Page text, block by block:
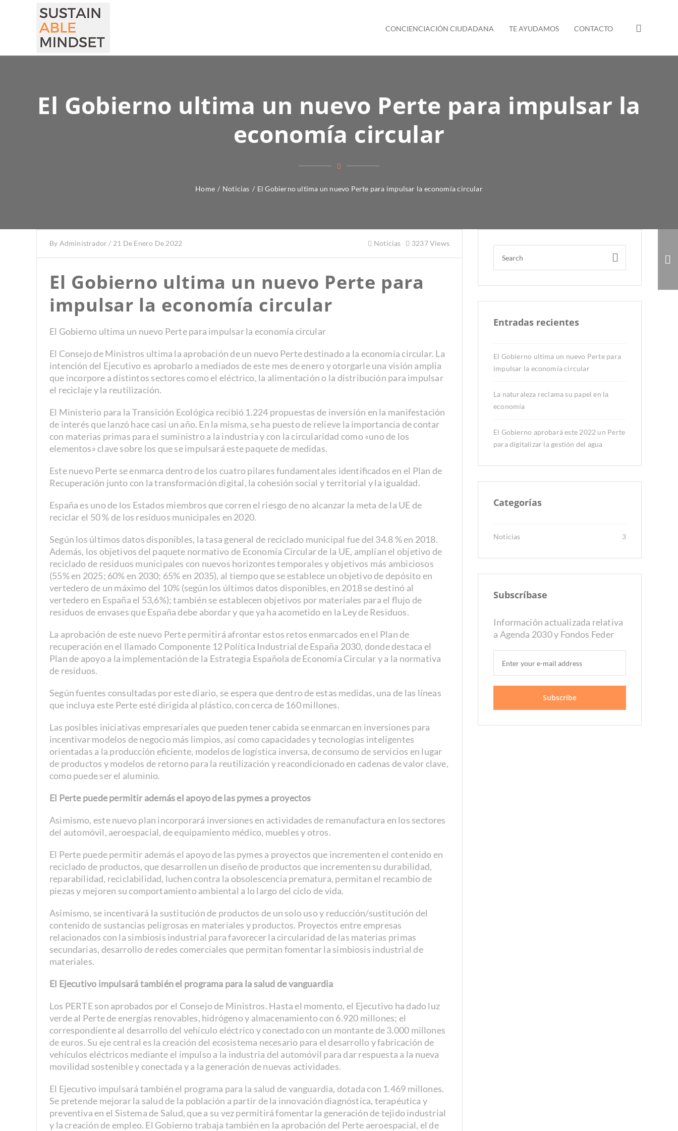
CONCIENCIACIÓN CIUDADANA TE AYUDAMOS CONTACTO
El Gobierno ultima un nuevo Perte para impulsar la
economía circular
Home / Noticias / El Gobierno ultima un nuevo Perte para impulsar la economía circular
La naturaleza
reclama su papel en
la economía
By Administrador / 21 De Enero De 2022 Noticias 3237 Views
El Gobierno ultima un nuevo Perte para
impulsar la economía circular
El Gobierno ultima un nuevo Perte para impulsar la economía circular
El Consejo de Ministros ultima la aprobación de un nuevo Perte destinado a la economía circular. La
intención del Ejecutivo es aprobarlo a mediados de este mes de enero y otorgarle una visión amplia
que incorpore a distintos sectores como el eléctrico, la alimentación o la distribución para impulsar
el reciclaje y la reutilización.
El Ministerio para la Transición Ecológica recibió 1.224 propuestas de inversión en la manifestación
de interés que lanzó hace casi un año. En la misma, se ha puesto de relieve la importancia de contar
con materias primas para el suministro a la industria y con la circularidad como «uno de los
elementos» clave sobre los que se impulsará este paquete de medidas.
Este nuevo Perte se enmarca dentro de los cuatro pilares fundamentales identificados en el Plan de
Recuperación junto con la transformación digital, la cohesión social y territorial y la igualdad.
España es uno de los Estados miembros que corren el riesgo de no alcanzar la meta de la UE de
reciclar el 50 % de los residuos municipales en 2020.
Según los últimos datos disponibles, la tasa general de reciclado municipal fue del 34.8 % en 2018.
Además, los objetivos del paquete normativo de Economía Circular de la UE, amplían el objetivo de
reciclado de residuos municipales con nuevos horizontes temporales y objetivos más ambiciosos
(55% en 2025; 60% en 2030; 65% en 2035), al tiempo que se establece un objetivo de depósito en
vertedero de un máximo del 10% (según los últimos datos disponibles, en 2018 se destinó al
vertedero en España el 53,6%); también se establecen objetivos por materiales para el flujo de
residuos de envases que España debe abordar y que ya ha acometido en la Ley de Residuos.
La aprobación de este nuevo Perte permitirá afrontar estos retos enmarcados en el Plan de
recuperación en el llamado Componente 12 Política Industrial de España 2030, donde destaca el
Plan de apoyo a la implementación de la Estrategia Española de Economía Circular y a la normativa
de residuos.
Según fuentes consultadas por este diario, se espera que dentro de estas medidas, una de las líneas
que incluya este Perte esté dirigida al plástico, con cerca de 160 millones.
Las posibles iniciativas empresariales que pueden tener cabida se enmarcan en inversiones para
incentivar modelos de negocio más limpios, así como capacidades y tecnologías inteligentes
orientadas a la producción eficiente, modelos de logística inversa, de consumo de servicios en lugar
de productos y modelos de retorno para la reutilización y reacondicionado en cadenas de valor clave,
como puede ser el aluminio.
El Perte puede permitir además el apoyo de las pymes a proyectos
Asimismo, este nuevo plan incorporará inversiones en actividades de remanufactura en los sectores
del automóvil, aeroespacial, de equipamiento médico, muebles y otros.
El Perte puede permitir además el apoyo de las pymes a proyectos que incrementen el contenido en
reciclado de productos, que desarrollen un diseño de productos que incrementen su durabilidad,
reparabilidad, reciclabilidad, luchen contra la obsolescencia prematura, permitan el recambio de
piezas y mejoren su comportamiento ambiental a lo largo del ciclo de vida.
Asimismo, se incentivará la sustitución de productos de un solo uso y reducción/sustitución del
contenido de sustancias peligrosas en materiales y productos. Proyectos entre empresas
relacionados con la simbiosis industrial para favorecer la circularidad de las materias primas
secundarias, desarrollo de redes comerciales que permitan fomentar la simbiosis industrial de
materiales.
El Ejecutivo impulsará también el programa para la salud de vanguardia
Los PERTE son aprobados por el Consejo de Ministros. Hasta el momento, el Ejecutivo ha dado luz
verde al Perte de energías renovables, hidrógeno y almacenamiento con 6.920 millones; el
correspondiente al desarrollo del vehículo eléctrico y conectado con un montante de 3.000 millones
de euros. Su eje central es la creación del ecosistema necesario para el desarrollo y fabricación de
vehículos eléctricos mediante el impulso a la industria del automóvil para dar respuesta a la nueva
movilidad sostenible y conectada y a la generación de nuevas actividades.
El Ejecutivo impulsará también el programa para la salud de vanguardia, dotada con 1.469 millones.
Se pretende mejorar la salud de la población a partir de la innovación diagnóstica, terapéutica y
preventiva en el Sistema de Salud, que a su vez permitirá fomentar la generación de tejido industrial
y la creación de empleo. El Gobierno trabaja también en la aprobación del Perte aeroespacial, el de
Entradas recientes
El Gobierno ultima un nuevo Perte para
impulsar la economía circular
La naturaleza reclama su papel en la
economía
El Gobierno aprobará este 2022 un Perte
para digitalizar la gestión del agua
Categorías
Noticias 3
Subscríbase
Información actualizada relativa
a Agenda 2030 y Fondos Feder